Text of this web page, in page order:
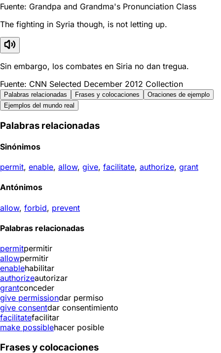
Fuente: Grandpa and Grandma's Pronunciation Class
The fighting in Syria though, is not letting up.
Sin embargo, los combates en Siria no dan tregua.
Fuente: CNN Selected December 2012 Collection
Palabras relacionadas Frases y colocaciones
Oraciones de ejemplo
Ejemplos del mundo real
Palabras relacionadas
Sinónimos
permit, enable, allow, give, facilitate, authorize, grant
Antónimos
allow, forbid, prevent
Palabras relacionadas
permitpermitir
allowpermitir
enablehabilitar
authorizeautorizar
grantconceder
give permissiondar permiso
give consentdar consentimiento
facilitatefacilitar
make possiblehacer posible
Frases y colocaciones